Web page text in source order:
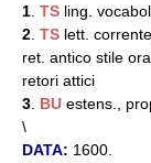
1 TS ling.
2 TS lett.
ret. antico stile
retori attici
3 BU estens.,
\
DATA: 1600.